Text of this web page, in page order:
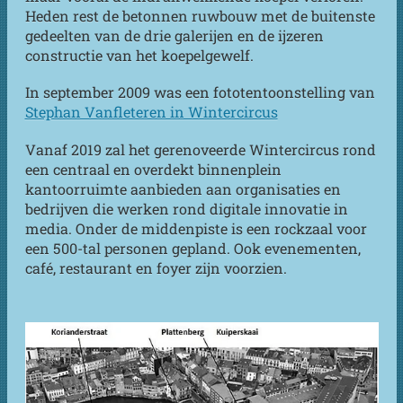
Heden rest de betonnen ruwbouw met de buitenste
gedeelten van de drie galerijen en de ijzeren
constructie van het koepelgewelf.
In september 2009 was een fototentoonstelling van
Stephan Vanfleteren in Wintercircus
Vanaf 2019 zal het gerenoveerde Wintercircus rond
een centraal en overdekt binnenplein
kantoorruimte aanbieden aan organisaties en
bedrijven die werken rond digitale innovatie in
media. Onder de middenpiste is een rockzaal voor
een 500-tal personen gepland. Ook evenementen,
café, restaurant en foyer zijn voorzien.